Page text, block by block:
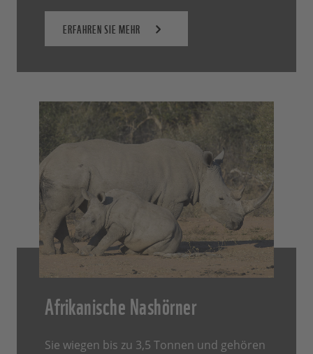
ERFAHREN SIE MEHR
Afrikanische Nashörner
Sie wiegen bis zu 3,5 Tonnen und gehören